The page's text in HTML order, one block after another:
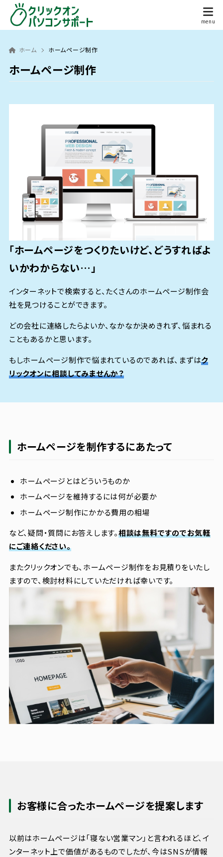
ホーム ホームページ制作
ホームページ制作
「ホームページをつくりたいけど、どうすればよ
いかわからない…」
インターネットで検索すると、たくさんのホームページ制作会
社を見つけることができます。
どの会社に連絡したらよいか、なかなか決めきれず、悩まれる
こともあるかと思います。
もしホームページ制作で悩まれているのであれば、まずはク
リックオンに相談してみませんか？
ホームページを制作するにあたって
ホームページとはどういうものか
ホームページを維持するには何が必要か
ホームページ制作にかかる費用の相場
など、疑問・質問にお答えします。相談は無料ですのでお気軽
にご連絡ください。
またクリックオンでも、ホームページ制作をお見積りをいたし
ますので、検討材料にしていただければ幸いです。
お客様に合ったホームページを提案します
以前はホームページは「寝ない営業マン」と言われるほど、イ
ンターネット上で価値があるものでしたが、今はSNSが情報